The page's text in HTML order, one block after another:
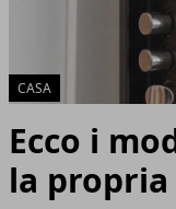
CASA
Ecco i
la propria